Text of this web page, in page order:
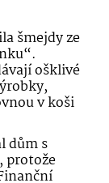
šmejdy ze
ošklivé
v koši
dům s
protože